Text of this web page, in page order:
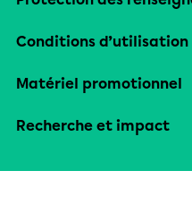
Conditions d’utilisation
Matériel promotionnel
Recherche et impact